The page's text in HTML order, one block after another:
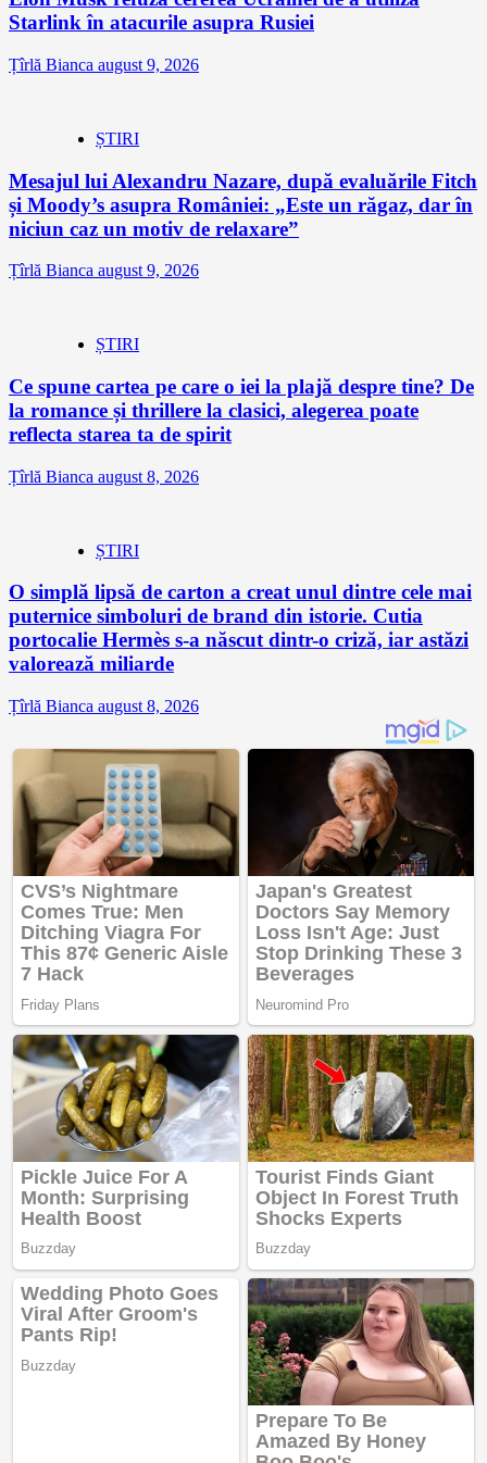
Starlink în atacurile asupra Rusiei
Țîrlă Bianca august 9, 2026
ȘTIRI
Mesajul lui Alexandru Nazare, după evaluările Fitch
și Moody’s asupra României: „Este un răgaz, dar în
niciun caz un motiv de relaxare”
Țîrlă Bianca august 9, 2026
ȘTIRI
Ce spune cartea pe care o iei la plajă despre tine? De
la romance și thrillere la clasici, alegerea poate
reflecta starea ta de spirit
Țîrlă Bianca august 8, 2026
ȘTIRI
O simplă lipsă de carton a creat unul dintre cele mai
puternice simboluri de brand din istorie. Cutia
portocalie Hermès s-a născut dintr-o criză, iar astăzi
valorează miliarde
Țîrlă Bianca august 8, 2026